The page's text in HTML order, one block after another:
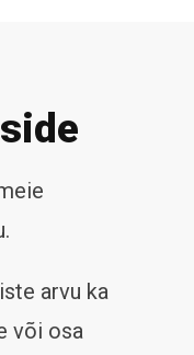
arvu ka
või osa